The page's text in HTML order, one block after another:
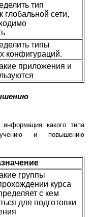
тип
глобальной сети,
типы
конфигураций.
приложения и
какого типа
и повышению
группы
курса
с кем
для подготовки